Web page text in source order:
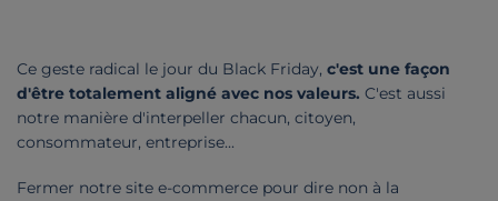
Ce geste radical le jour du Black Friday, c'est une façon
d'être totalement aligné avec nos valeurs. C'est aussi
notre manière d'interpeller chacun, citoyen,
consommateur, entreprise...
Fermer notre site e-commerce pour dire non à la